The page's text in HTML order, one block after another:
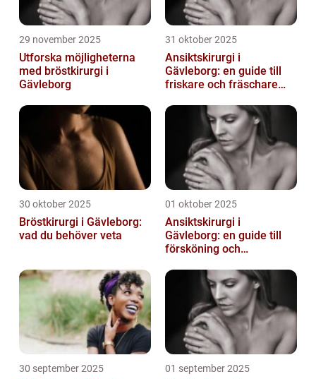
29 november 2025
Utforska möjligheterna
med bröstkirurgi i
Gävleborg
31 oktober 2025
Ansiktskirurgi i
Gävleborg: en guide till
friskare och fräschare
30 oktober 2025
Bröstkirurgi i Gävleborg:
vad du behöver veta
01 oktober 2025
Ansiktskirurgi i
Gävleborg: en guide till
försköning och
30 september 2025 01 september 2025